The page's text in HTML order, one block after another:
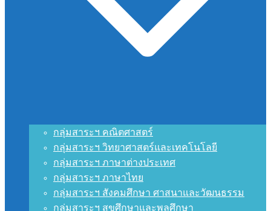
กลุ่มสาระฯ คณิตศาสตร์
กลุ่มสาระฯ วิทยาศาสตร์และเทคโนโลยี
กลุ่มสาระฯ ภาษาต่างประเทศ
กลุ่มสาระฯ ภาษาไทย
กลุ่มสาระฯ สังคมศึกษา ศาสนาและวัฒนธรรม
กลุ่มสาระฯ สุขศึกษาและพลศึกษา